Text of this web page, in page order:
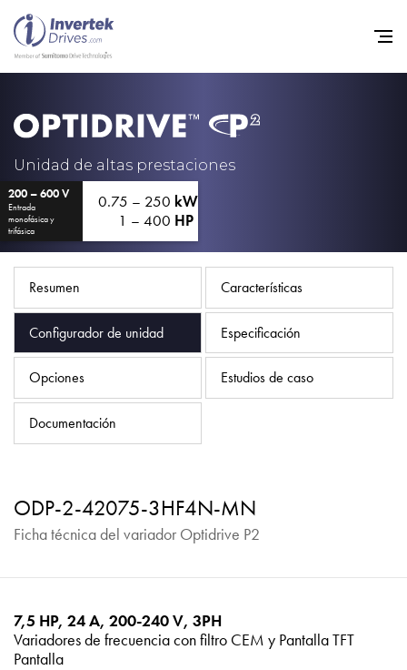
Unidad de altas prestaciones
200 – 600 V
Entrada
monofásica y
trifásica
0.75 – 250 kW
1 – 400 HP
Resumen Características
Configurador de unidad Especificación
Opciones Estudios de caso
Documentación
ODP-2-42075-3HF4N-MN
Ficha técnica del variador Optidrive P2
7,5 HP, 24 A, 200-240 V, 3PH
Variadores de frecuencia con filtro CEM y Pantalla TFT
Pantalla
Home
Noticias
Empleo
Acerca de
Contacto